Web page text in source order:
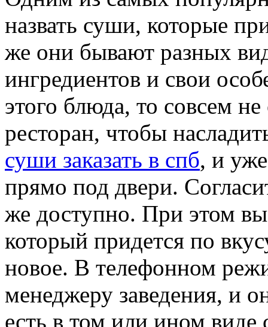
назвать суши, которые
же они бывают разных
ингредиентов и свои
этого блюда, то совсем
ресторан, чтобы
суши заказать в спб, и
прямо под двери.
же доступно. При этом
который придется по
новое. В телефонном
менеджеру заведения, и
есть в том или ином виде